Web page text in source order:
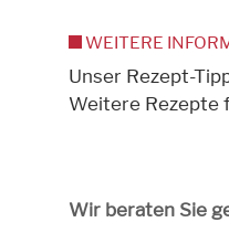
WEITERE
Unser Rezept-
Weitere Rezepte
Wir beraten Sie